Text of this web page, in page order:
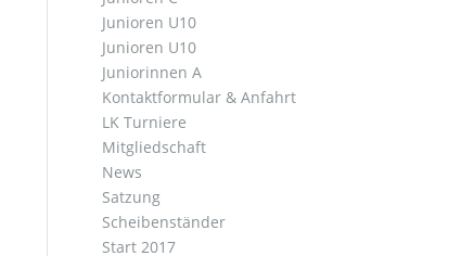
Junioren U10
Junioren U10
Juniorinnen A
Kontaktformular & Anfahrt
LK Turniere
Mitgliedschaft
News
Satzung
Scheibenständer
Start 2017